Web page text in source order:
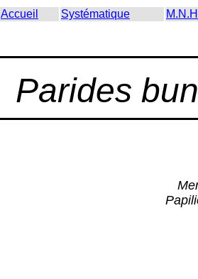
Accueil Systématique
Parides